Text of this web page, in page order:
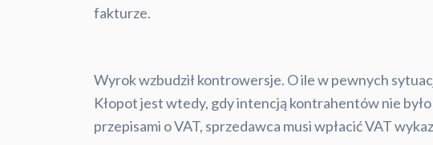
fakturze.
Wyrok wzbudził kontrowersje. O ile w pewnych
Kłopot jest wtedy, gdy intencją kontrahentów nie
przepisami o VAT, sprzedawca musi wpłacić VAT